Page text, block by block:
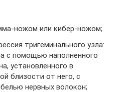
ножом или кибер-ножом;
тригеминального узла:
с помощью наполненного
установленного в
близости от него, с
нервных волокон;